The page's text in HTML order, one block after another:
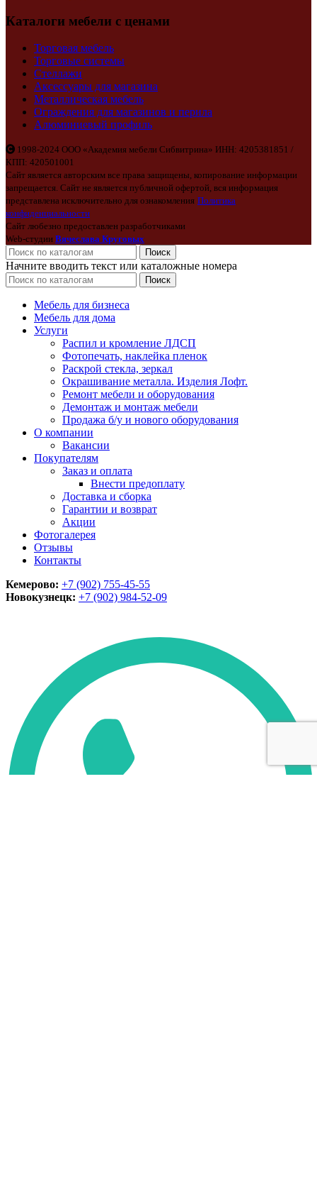
Каталоги мебели с ценами
Торговая мебель
Торговые системы
Стеллажи
Аксессуары для магазина
Металлическая мебель
Ограждения для магазинов и перила
Алюминиевый профиль
1998-2024 ООО «Академия мебели Сибвитрина» ИНН: 4205381851 /
КПП: 420501001
Сайт является авторским все права защищены, копирование информации
запрещается. Сайт не является публичной офертой, вся информация
представлена исключительно для ознакомления Политика
конфиденциальности
Сайт любезно предоставлен разработчиками
Web-студии Вячеслава Круговых
Поиск
Начните вводить текст или каталожные номера
Поиск
Мебель для бизнеса
Мебель для дома
Услуги
Распил и кромление ЛДСП
Фотопечать, наклейка пленок
Раскрой стекла, зеркал
Окрашивание металла. Изделия Лофт.
Ремонт мебели и оборудования
Демонтаж и монтаж мебели
Продажа б/у и нового оборудования
О компании
Вакансии
Покупателям
Заказ и оплата
Внести предоплату
Доставка и сборка
Гарантии и возврат
Акции
Фотогалерея
Отзывы
Контакты
Кемерово: +7 (902) 755-45-55
Новокузнецк: +7 (902) 984-52-09